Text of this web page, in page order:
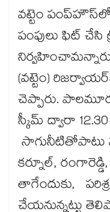
వట్టెం పంప్‌‌‌‌హౌస్‌‌‌‌లో
పంపులు ఫిట్
(వట్టెం)
చెప్పారు.
స్కీమ్ ద్వారా
కర్నూల్,
తాగేందుకు,
చేయనున్నట్టు